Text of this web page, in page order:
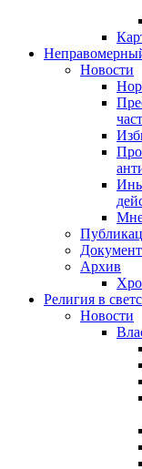
Новости
Архив
Религия в
Новости